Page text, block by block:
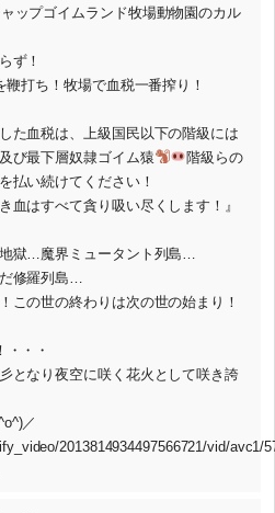
ップゴイムランド牧場動物園のカル
ず！
打ち！牧場で血税一番搾り！
た血税は、上級国民以下の階級には
び最下層奴隷ゴイム猿
階級らの
払い続けてください！
血はすべて貪り吸い尽くします！』
獄…魔界ミュータント列島…
修羅列島…
この世の終わりは次の世の始まり！
・・
となり夜空に咲く花火として咲き誇
／
2013814934497566721/vid/avc1/